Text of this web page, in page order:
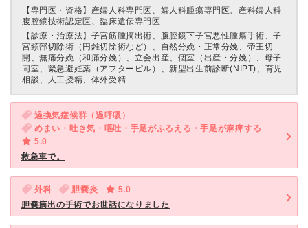
【専門医・資格】 産婦人科専門医、婦人科腫瘍専門医、産科婦人科
腹腔鏡技術認定医、臨床遺伝専門医
【診療・治療法】 子宮筋腫摘出術、腹腔鏡下子宮悪性腫瘍手術、子
宮頸部切除術（円錐切除術など）、自然分娩・正常分娩、帝王切
開、無痛分娩（和痛分娩）、立会出産、個室（出産・分娩）、母子
同室、緊急避妊薬（アフターピル）、新型出生前診断(NIPT)、育児
相談、人工授精、体外受精
過換気症候群（過呼吸）
めまい・吐き気・嘔吐・手足がふるえる・手足が麻痺する
5.0
救急車で。
外科 胆嚢炎
5.0
胆嚢摘出の手術でお世話になりました